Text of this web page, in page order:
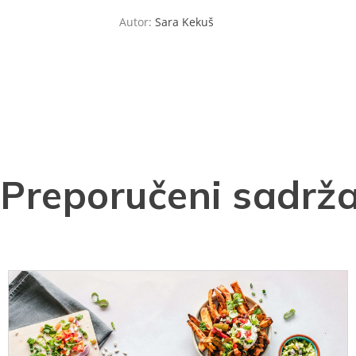
Autor:Sara Kekuš
Preporučeni